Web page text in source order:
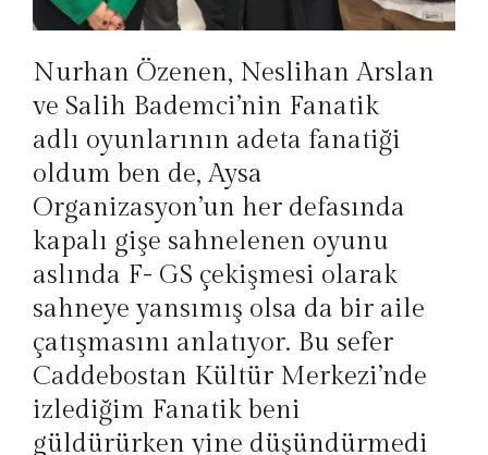
Nurhan Özenen, Neslihan Arslan
ve Salih Bademci’nin Fanatik
adlı oyunlarının adeta fanatiği
oldum ben de, Aysa
Organizasyon’un her defasında
kapalı gişe sahnelenen oyunu
aslında F- GS çekişmesi olarak
sahneye yansımış olsa da bir aile
çatışmasını anlatıyor. Bu sefer
Caddebostan Kültür Merkezi’nde
izlediğim Fanatik beni
güldürürken yine düşündürmedi